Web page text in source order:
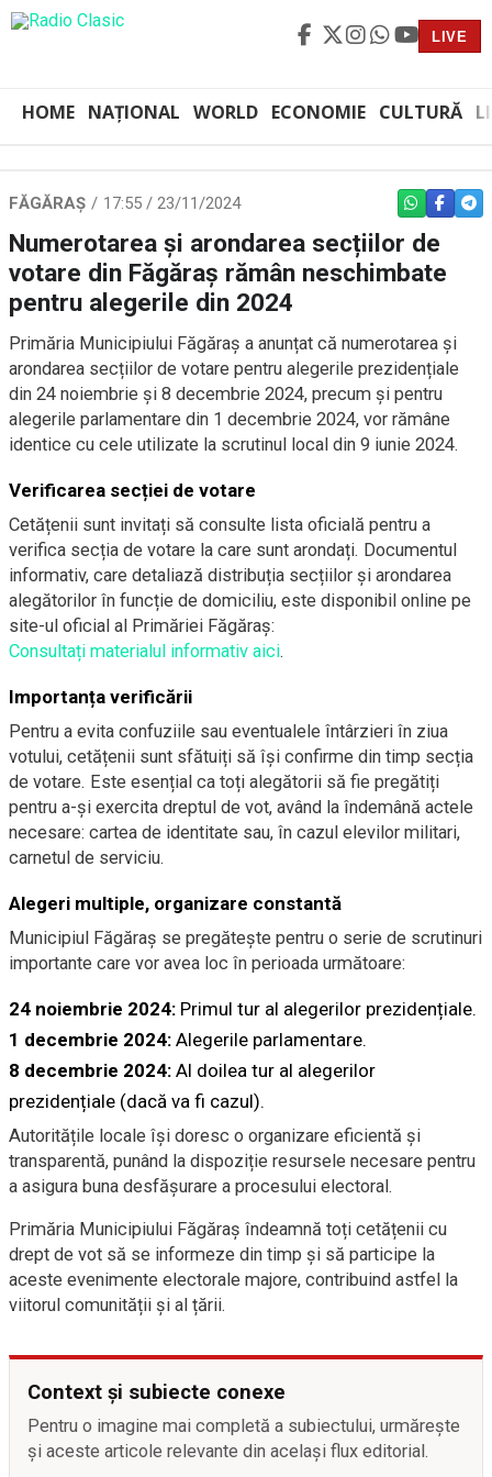
LIVE
HOME NAȚIONAL WORLD ECONOMIE CULTURĂ
FĂGĂRAȘ 17:55 / 23/11/2024 WHATSAPP
Numerotarea și arondarea secțiilor de
votare din Făgăraș rămân neschimbate
pentru alegerile din 2024
Primăria Municipiului Făgăraș a anunțat că numerotarea și
arondarea secțiilor de votare pentru alegerile prezidențiale
din 24 noiembrie și 8 decembrie 2024, precum și pentru
alegerile parlamentare din 1 decembrie 2024, vor rămâne
identice cu cele utilizate la scrutinul local din 9 iunie 2024.
Verificarea secției de votare
Cetățenii sunt invitați să consulte lista oficială pentru a
verifica secția de votare la care sunt arondați. Documentul
informativ, care detaliază distribuția secțiilor și arondarea
alegătorilor în funcție de domiciliu, este disponibil online pe
site-ul oficial al Primăriei Făgăraș:
Consultați materialul informativ aici.
Importanța verificării
Pentru a evita confuziile sau eventualele întârzieri în ziua
votului, cetățenii sunt sfătuiți să își confirme din timp secția
de votare. Este esențial ca toți alegătorii să fie pregătiți
pentru a-și exercita dreptul de vot, având la îndemână actele
necesare: cartea de identitate sau, în cazul elevilor militari,
carnetul de serviciu.
Alegeri multiple, organizare constantă
Municipiul Făgăraș se pregătește pentru o serie de scrutinuri
importante care vor avea loc în perioada următoare:
24 noiembrie 2024: Primul tur al alegerilor prezidențiale.
1 decembrie 2024: Alegerile parlamentare.
8 decembrie 2024: Al doilea tur al alegerilor
prezidențiale (dacă va fi cazul).
Autoritățile locale își doresc o organizare eficientă și
transparentă, punând la dispoziție resursele necesare pentru
a asigura buna desfășurare a procesului electoral.
Primăria Municipiului Făgăraș îndeamnă toți cetățenii cu
drept de vot să se informeze din timp și să participe la
aceste evenimente electorale majore, contribuind astfel la
viitorul comunității și al țării.
Context și subiecte conexe
Pentru o imagine mai completă a subiectului, urmărește
și aceste articole relevante din același flux editorial.